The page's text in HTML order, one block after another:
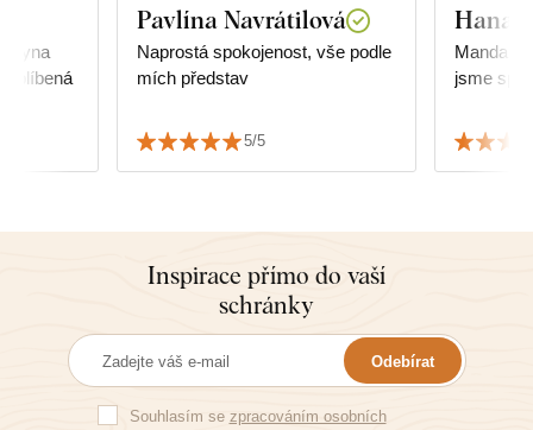
syna
oblíbená
Pavlína Navrátilová
Naprostá spokojenost, vše podle
mích představ
5/5
Hana
Mandala
jsme
Inspirace přímo do vaší
schránky
Odebírat
Souhlasím se zpracováním osobních